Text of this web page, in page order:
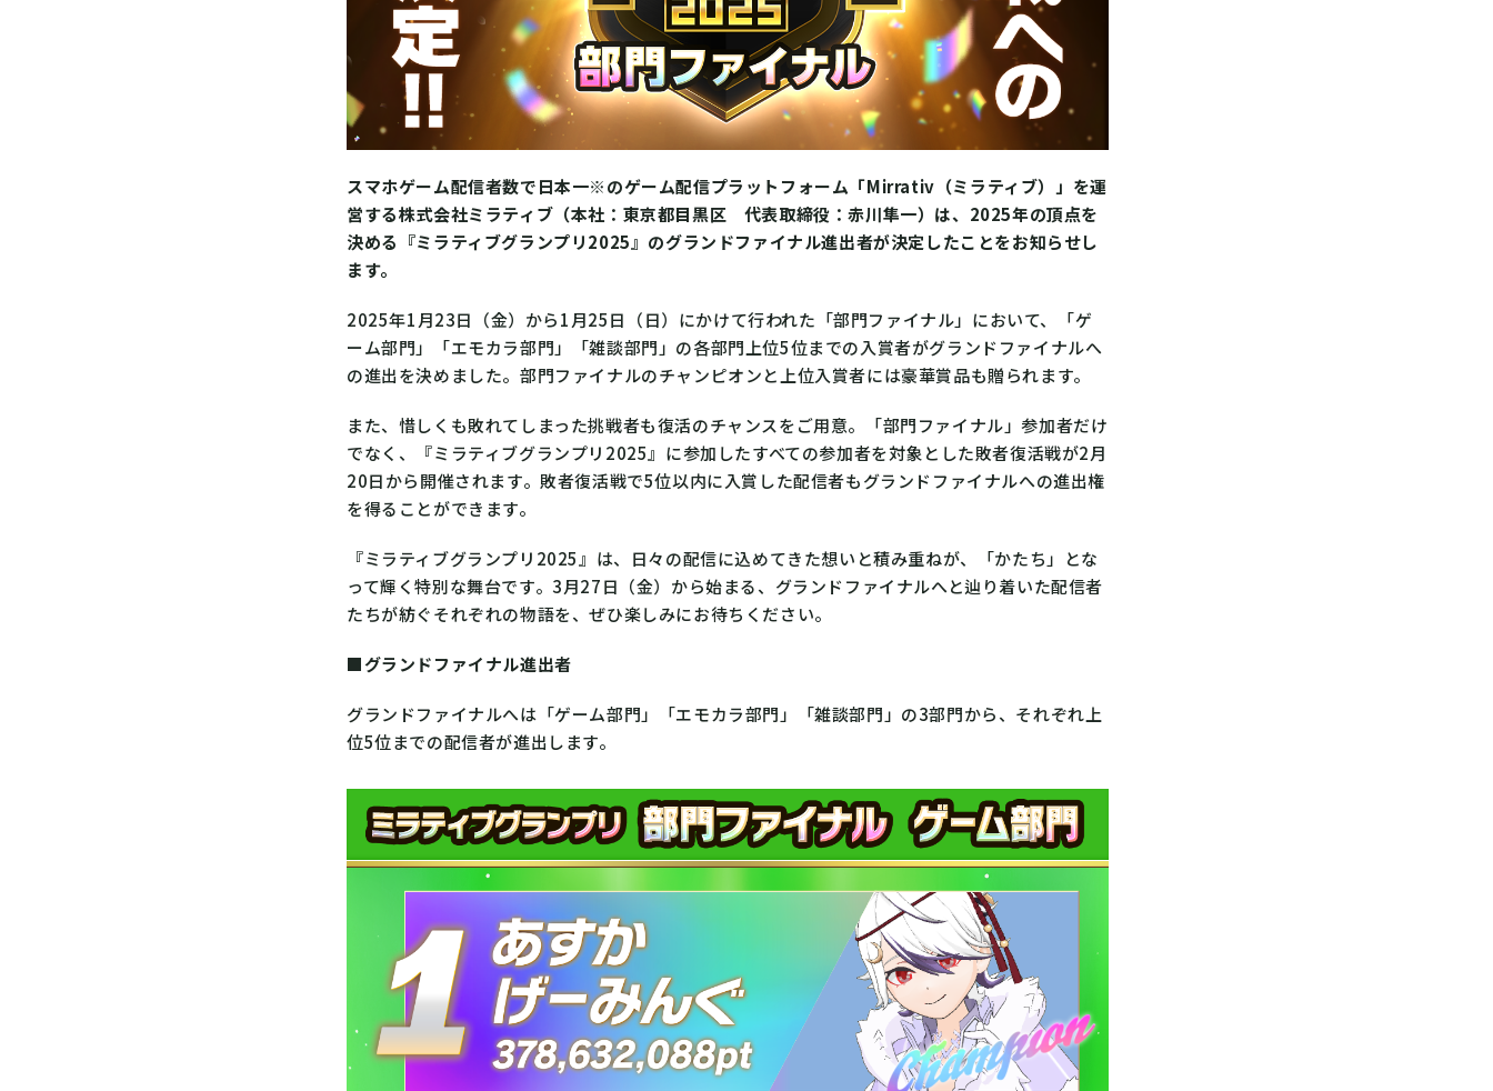
スマホゲーム配信者数で日本一※のゲーム配信プラットフォーム「Mirrativ（ミラティブ）」を運
営する株式会社ミラティブ（本社：東京都目黒区 代表取締役：赤川隼一）は、2025年の頂点を
決める『ミラティブグランプリ2025』のグランドファイナル進出者が決定したことをお知らせし
ます。
2025年1月23日（金）から1月25日（日）にかけて行われた「部門ファイナル」において、「ゲ
ーム部門」「エモカラ部門」「雑談部門」の各部門上位5位までの入賞者がグランドファイナルへ
の進出を決めました。部門ファイナルのチャンピオンと上位入賞者には豪華賞品も贈られます。
また、惜しくも敗れてしまった挑戦者も復活のチャンスをご用意。「部門ファイナル」参加者だけ
でなく、『ミラティブグランプリ2025』に参加したすべての参加者を対象とした敗者復活戦が2月
20日から開催されます。敗者復活戦で5位以内に入賞した配信者もグランドファイナルへの進出権
を得ることができます。
『ミラティブグランプリ2025』は、日々の配信に込めてきた想いと積み重ねが、「かたち」とな
って輝く特別な舞台です。3月27日（金）から始まる、グランドファイナルへと辿り着いた配信者
たちが紡ぐそれぞれの物語を、ぜひ楽しみにお待ちください。
■グランドファイナル進出者
グランドファイナルへは「ゲーム部門」「エモカラ部門」「雑談部門」の3部門から、それぞれ上
位5位までの配信者が進出します。